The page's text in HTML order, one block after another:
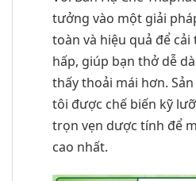
tưởng vào một giải
toàn và hiệu quả để
hấp, giúp bạn thở dễ
thấy thoải mái hơn.
tôi được chế biến kỹ
trọn vẹn dược tính để
cao nhất.